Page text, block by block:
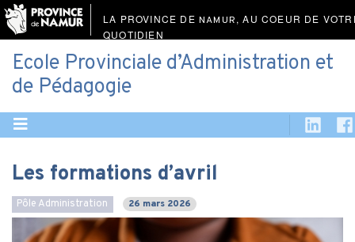
LA PROVINCE DE NAMUR, AU COEUR DE
QUOTIDIEN
Ecole Provinciale d’Administration et
de Pédagogie
Les formations d’avril
Pôle Administration 26 mars 2026